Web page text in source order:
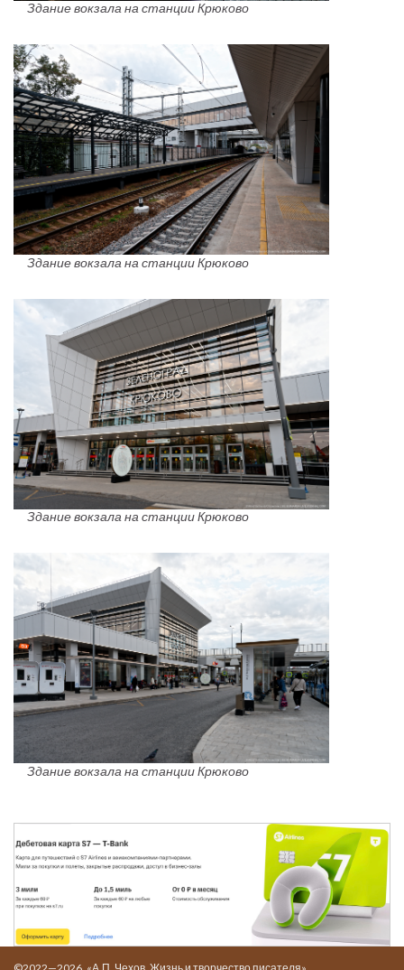
Здание вокзала на станции Крюково
Здание вокзала на станции Крюково
Здание вокзала на станции Крюково
Здание вокзала на станции Крюково